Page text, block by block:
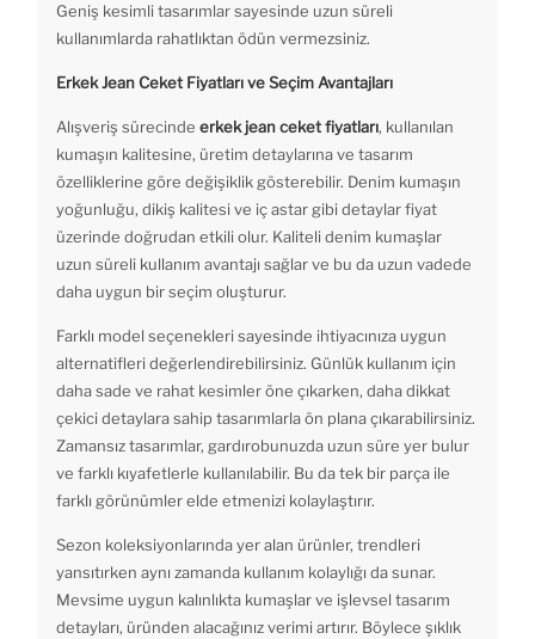
Geniş kesimli tasarımlar sayesinde uzun süreli
kullanımlarda rahatlıktan ödün vermezsiniz.
Erkek Jean Ceket Fiyatları ve Seçim Avantajları
Alışveriş sürecinde erkek jean ceket fiyatları, kullanılan
kumaşın kalitesine, üretim detaylarına ve tasarım
özelliklerine göre değişiklik gösterebilir. Denim kumaşın
yoğunluğu, dikiş kalitesi ve iç astar gibi detaylar fiyat
üzerinde doğrudan etkili olur. Kaliteli denim kumaşlar
uzun süreli kullanım avantajı sağlar ve bu da uzun vadede
daha uygun bir seçim oluşturur.
Farklı model seçenekleri sayesinde ihtiyacınıza uygun
alternatifleri değerlendirebilirsiniz. Günlük kullanım için
daha sade ve rahat kesimler öne çıkarken, daha dikkat
çekici detaylara sahip tasarımlarla ön plana çıkarabilirsiniz.
Zamansız tasarımlar, gardırobunuzda uzun süre yer bulur
ve farklı kıyafetlerle kullanılabilir. Bu da tek bir parça ile
farklı görünümler elde etmenizi kolaylaştırır.
Sezon koleksiyonlarında yer alan ürünler, trendleri
yansıtırken aynı zamanda kullanım kolaylığı da sunar.
Mevsime uygun kalınlıkta kumaşlar ve işlevsel tasarım
detayları, üründen alacağınız verimi artırır. Böylece şıklık